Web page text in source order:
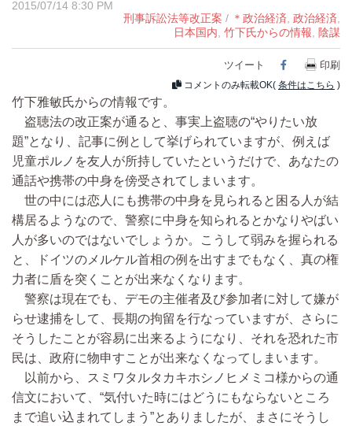
2015/07/14 8:30 PM
刑事訴訟法等改正案 / ＊政治経済 政治経済
日本国内 竹下氏からの情報 陰謀
ツイート Facebook
印刷
コメントのみ転載OK( 条件はこちら )
竹下雅敏氏からの情報です。
盗聴法の改正案が通ると、事実上盗聴の“やりたい放
題”となり、記事に例として挙げられていますが、例えば
児童ポルノを友人が所持していたというだけで、あなたの
通話や携帯の中身を傍受されてしまいます。
世の中には恋人にも携帯の中身を見られると困る人が結
構居るようなので、警察に中身を知られるとかなりやばい
人が多いのではないでしょうか。こうして弱みを握られる
と、ドイツのメルケル首相の例を出すまでもなく、真の権
力者に盾を突くことが出来なくなります。
警察は現在でも、デモの主催者及び参加者に対して嫌が
らせ逮捕をして、長期の拘留を行なっていますが、さらに
そうしたことが容易に出来るようになり、それを恐れた市
民は、政府に物申すことが出来なくなってしまいます。
以前から、スミワタルタカキホシノヒメミコ様からの通
信文において、“気付いた時にはどうにもならないところ
まで追い込まれてしまう”とありましたが、まさにそうし